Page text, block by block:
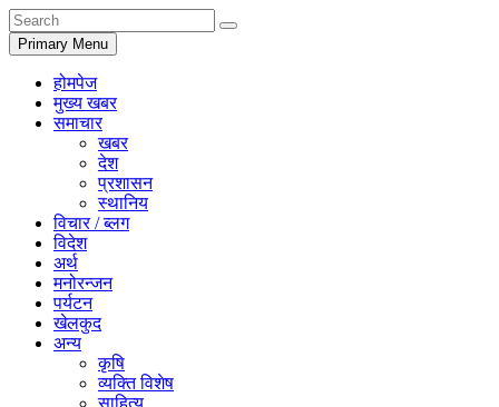
Primary Menu
होमपेज
मुख्य खबर
समाचार
खबर
देश
प्रशासन
स्थानिय
विचार / ब्लग
विदेश
अर्थ
मनोरन्जन
पर्यटन
खेलकुद
अन्य
कृषि
व्यक्ति विशेष
साहित्य